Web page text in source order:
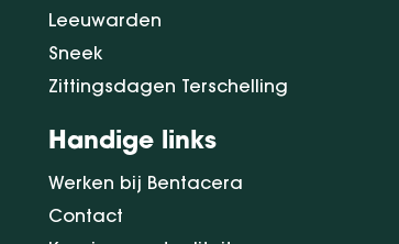
Leeuwarden
Sneek
Zittingsdagen Terschelling
Handige links
Werken bij Bentacera
Contact